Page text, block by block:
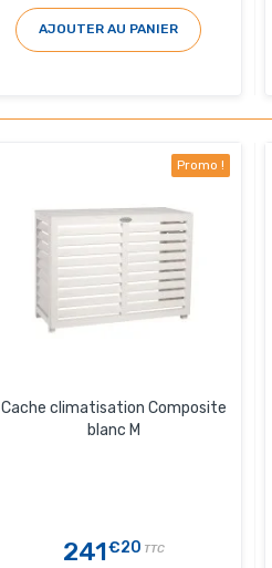
AJOUTER AU PANIER
Promo !
Cache climatisation Composite
blanc M
241€20 TTC